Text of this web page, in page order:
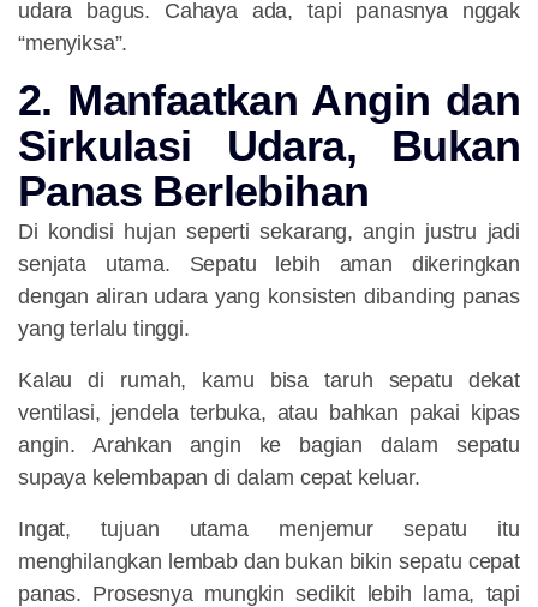
udara bagus. Cahaya ada, tapi panasnya nggak
“menyiksa”.
2. Manfaatkan Angin dan
Sirkulasi Udara, Bukan
Panas Berlebihan
Di kondisi hujan seperti sekarang, angin justru jadi
senjata utama. Sepatu lebih aman dikeringkan
dengan aliran udara yang konsisten dibanding panas
yang terlalu tinggi.
Kalau di rumah, kamu bisa taruh sepatu dekat
ventilasi, jendela terbuka, atau bahkan pakai kipas
angin. Arahkan angin ke bagian dalam sepatu
supaya kelembapan di dalam cepat keluar.
Ingat, tujuan utama menjemur sepatu itu
menghilangkan lembabdan bukan bikin sepatu cepat
panas. Prosesnya mungkin sedikit lebih lama, tapi